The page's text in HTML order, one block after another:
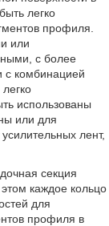
легко
профиля.
или
с более
с комбинацией
использованы
или для
лент,
секция
каждое кольцо
для
профиля в